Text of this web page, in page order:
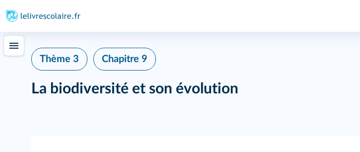
Thème 3 Chapitre 9
La biodiversité et son évolution